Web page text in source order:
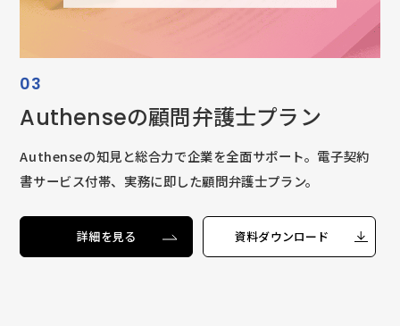
03
Authenseの顧問弁護士プラン
Authenseの知見と総合力で企業を全面サポート。電子契約
書サービス付帯、実務に即した顧問弁護士プラン。
詳細を見る 資料ダウンロード